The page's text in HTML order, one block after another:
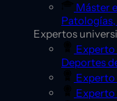
Máster
Expertos
Experto
Deportes
Experto
Experto